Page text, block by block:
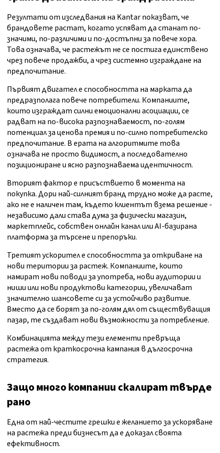
Резултати от изследвания на Kantar показват, че
брандовете растат, когато успяват да станат по-
значими, по-различими и по-достъпни за повече хора.
Това означава, че растежът не се постига единствено
чрез повече продажби, а чрез системно изграждане на
предпочитание.
Първият двигател е способността на марката да
предразполага повече потребители. Компаниите,
които изграждат силни емоционални асоциации, се
радват на по-висока разпознаваемост, по-голям
потенциал за ценова премия и по-силно потребителско
предпочитание. В ерата на алгоритмите това
означава не просто видимост, а последователно
позициониране и ясно разпознаваема идентичност.
Вторият фактор е присъствието в момента на
покупка. Дори най-силният бранд трудно може да расте,
ако не е наличен там, където клиентът взема решение -
независимо дали става дума за физически магазин,
маркетплейс, собствен онлайн канал или AI-базирана
платформа за търсене и препоръки.
Третият ускорител е способността за откриване на
нови територии за растеж. Компаниите, които
намират нови поводи за употреба, нови аудитории и
ниши или нови продуктови категории, увеличават
значително шансовете си за устойчиво развитие.
Вместо да се борят за по-голям дял от съществуващия
пазар, те създават нови възможности за потребление.
Комбинацията между тези елементи превръща
растежа от краткосрочна кампания в дългосрочна
стратегия.
Защо много компании скалират твърде
рано
Една от най-честите грешки е желанието за ускоряване
на растежа преди бизнесът да е доказал своята
ефективност.